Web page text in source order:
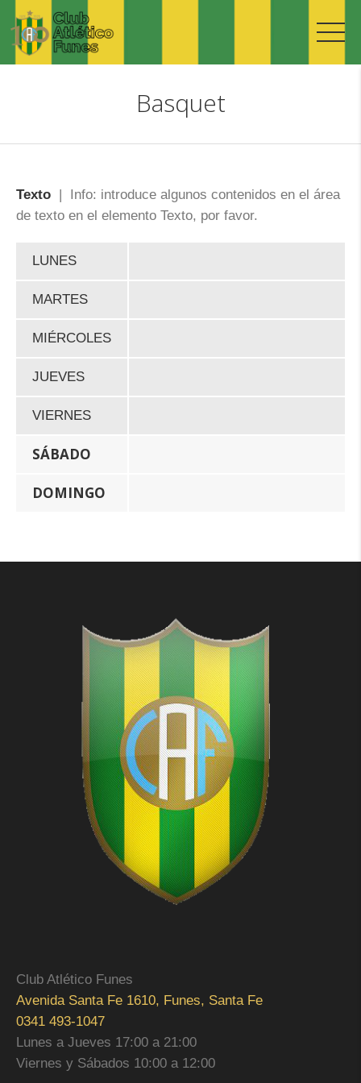
Basquet
Texto | Info: introduce algunos contenidos en el área
de texto en el elemento Texto, por favor.
LUNES
MARTES
MIÉRCOLES
JUEVES
VIERNES
SÁBADO
DOMINGO
Club Atlético Funes
Avenida Santa Fe 1610, Funes, Santa Fe
0341 493-1047
Lunes a Jueves 17:00 a 21:00
Viernes y Sábados 10:00 a 12:00